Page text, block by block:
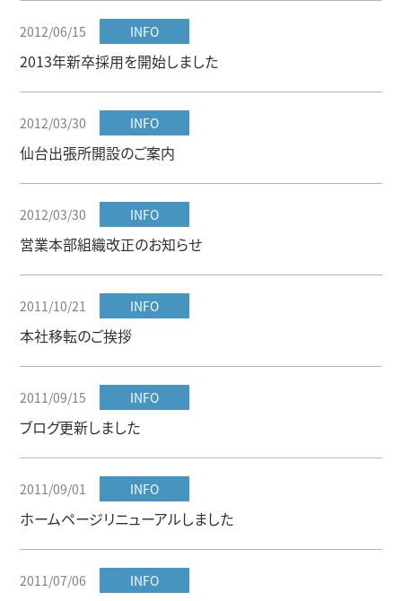
2012/06/15 INFO
2013年新卒採用を開始しました
2012/03/30 INFO
仙台出張所開設のご案内
2012/03/30 INFO
営業本部組織改正のお知らせ
2011/10/21 INFO
本社移転のご挨拶
2011/09/15 INFO
ブログ更新しました
2011/09/01 INFO
ホームページリニューアルしました
2011/07/06 INFO